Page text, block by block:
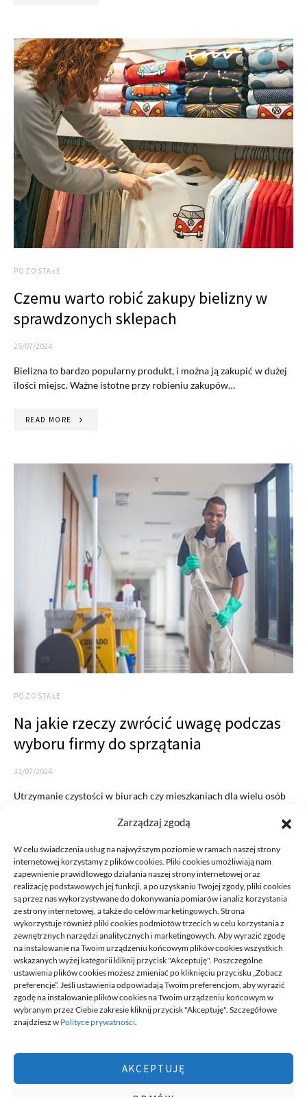
Zarządzaj zgodą
W celu świadczenia usług na najwyższym poziomie w ramach naszej strony
internetowej korzystamy z plików cookies. Pliki cookies umożliwiają nam
zapewnienie prawidłowego działania naszej strony internetowej oraz
realizację podstawowych jej funkcji, a po uzyskaniu Twojej zgody, pliki cookies
są przez nas wykorzystywane do dokonywania pomiarów i analiz korzystania
ze strony internetowej, a także do celów marketingowych. Strona
wykorzystuje również pliki cookies podmiotów trzecich w celu korzystania z
zewnętrznych narzędzi analitycznych i marketingowych. Aby wyrazić zgodę
na instalowanie na Twoim urządzeniu końcowym plików cookies wszystkich
wskazanych wyżej kategorii kliknij przycisk "Akceptuję". Poszczególne
ustawienia plików cookies możesz zmieniać po kliknięciu przycisku „Zobacz
preferencje”. Jeśli ustawienia odpowiadają Twoim preferencjom, aby wyrazić
zgodę na instalowanie plików cookies na Twoim urządzeniu końcowym w
wybranym przez Ciebie zakresie kliknij przycisk "Akceptuję". Szczegółowe
znajdziesz w Polityce prywatności.
AKCEPTUJĘ
POZOSTAŁE
Czemu warto robić zakupy bielizny w
sprawdzonych sklepach
25/07/2024
Bielizna to bardzo popularny produkt, i można ją zakupić w dużej
ilości miejsc. Ważne istotne przy robieniu zakupów…
READ MORE
POZOSTAŁE
Na jakie rzeczy zwrócić uwagę podczas
wyboru firmy do sprzątania
31/07/2024
Utrzymanie czystości w biurach czy mieszkaniach dla wielu osób
READ MORE
DECA /
Deca
to miejsce stworzone dla ludzi takich jak ty, miejsce, gdzie
możesz znaleźć wiele ciekawych informacji, na różne tematy,
informacji podzielonych na tematyczne kategorie. Dołącz do naszej
innymi ten serwis.
Chcesz do nas dołączyć, pisać teksty i dzielić się swoją wiedzą?